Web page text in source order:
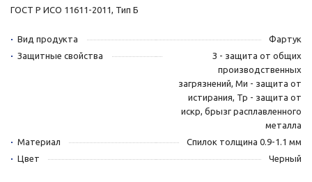
ГОСТ Р ИСО 11611-2011, Тип Б
Вид продукта
Фартук
Защитные свойства
З - защита от общих
производственных
загрязнений, Ми - защита от
истирания, Тр - защита от
искр, брызг расплавленного
металла
Материал
Спилок толщина 0.9-1.1 мм
Цвет
Черный